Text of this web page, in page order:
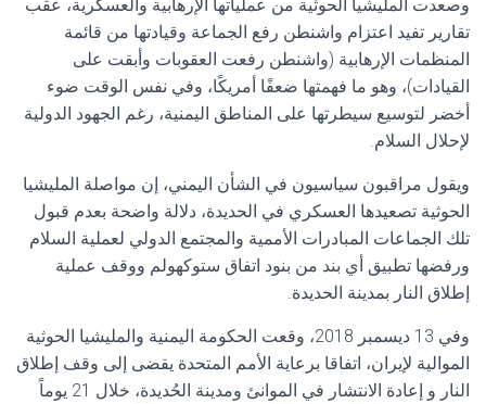
وصعدت المليشيا الحوثية من عملياتها الإرهابية والعسكرية، عقب
تقارير تفيد اعتزام واشنطن رفع الجماعة وقيادتها من قائمة
المنظمات الإرهابية (واشنطن رفعت العقوبات وأبقت على
القيادات)، وهو ما فهمتها ضعفًا أمريكًا، وفي نفس الوقت ضوء
أخضر لتوسيع سيطرتها على المناطق اليمنية، رغم الجهود الدولية
لإحلال السلام.
ويقول مراقبون سياسيون في الشأن اليمني، إن مواصلة المليشيا
الحوثية تصعيدها العسكري في الحديدة، دلالة واضحة بعدم قبول
تلك الجماعات المبادرات الأممية والمجتمع الدولي لعملية السلام
ورفضها تطبيق أي بند من بنود اتفاق ستوكهولم ووقف عملية
إطلاق النار بمدينة الحديدة.
وفي 13 ديسمبر 2018، وقعت الحكومة اليمنية والمليشيا الحوثية
الموالية لإيران، اتفاقا برعاية الأمم المتحدة يقضى إلى وقف إطلاق
النار و إعادة الانتشار في الموانئ ومدينة الحُديدة، خلال 21 يوماً